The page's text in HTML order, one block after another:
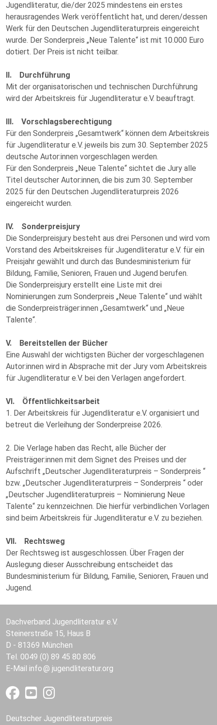
Jugendliteratur, die/der 2025 mindestens ein erstes
herausragendes Werk veröffentlicht hat, und deren/dessen
Werk für den Deutschen Jugendliteraturpreis eingereicht
wurde. Der Sonderpreis „Neue Talente“ ist mit 10.000 Euro
dotiert. Der Preis ist nicht teilbar.
II. Durchführung
Mit der organisatorischen und technischen Durchführung
wird der Arbeitskreis für Jugendliteratur e.V. beauftragt.
III. Vorschlagsberechtigung
Für den Sonderpreis „Gesamtwerk“ können dem Arbeitskreis
für Jugendliteratur e.V. jeweils bis zum 30. September 2025
deutsche Autor:innen vorgeschlagen werden.
Für den Sonderpreis „Neue Talente“ sichtet die Jury alle
Titel deutscher Autor:innen, die bis zum 30. September
2025 für den Deutschen Jugendliteraturpreis 2026
eingereicht wurden.
IV. Sonderpreisjury
Die Sonderpreisjury besteht aus drei Personen und wird vom
Vorstand des Arbeitskreises für Jugendliteratur e.V. für ein
Preisjahr gewählt und durch das Bundesministerium für
Bildung, Familie, Senioren, Frauen und Jugend berufen.
Die Sonderpreisjury erstellt eine Liste mit drei
Nominierungen zum Sonderpreis „Neue Talente“ und wählt
die Sonderpreisträger:innen „Gesamtwerk“ und „Neue
Talente“.
V. Bereitstellen der Bücher
Eine Auswahl der wichtigsten Bücher der vorgeschlagenen
Autor:innen wird in Absprache mit der Jury vom Arbeitskreis
für Jugendliteratur e.V. bei den Verlagen angefordert.
VI. Öffentlichkeitsarbeit
1. Der Arbeitskreis für Jugendliteratur e.V. organisiert und
betreut die Verleihung der Sonderpreise 2026.
2. Die Verlage haben das Recht, alle Bücher der
Preisträger:innen mit dem Signet des Preises und der
Aufschrift „Deutscher Jugendliteraturpreis – Sonderpreis “
bzw. „Deutscher Jugendliteraturpreis – Sonderpreis “ oder
„Deutscher Jugendliteraturpreis – Nominierung Neue
Talente“ zu kennzeichnen. Die hierfür verbindlichen Vorlagen
sind beim Arbeitskreis für Jugendliteratur e.V. zu beziehen.
VII. Rechtsweg
Der Rechtsweg ist ausgeschlossen. Über Fragen der
Auslegung dieser Ausschreibung entscheidet das
Bundesministerium für Bildung, Familie, Senioren, Frauen und
Jugend.
Dachverband Jugendliteratur e.V.
Steinerstraße 15, Haus B
D - 81369 München
Tel. 0049 (0) 89 45 80 806
E-Mail info jugendliteratur.org
Deutscher Jugendliteraturpreis